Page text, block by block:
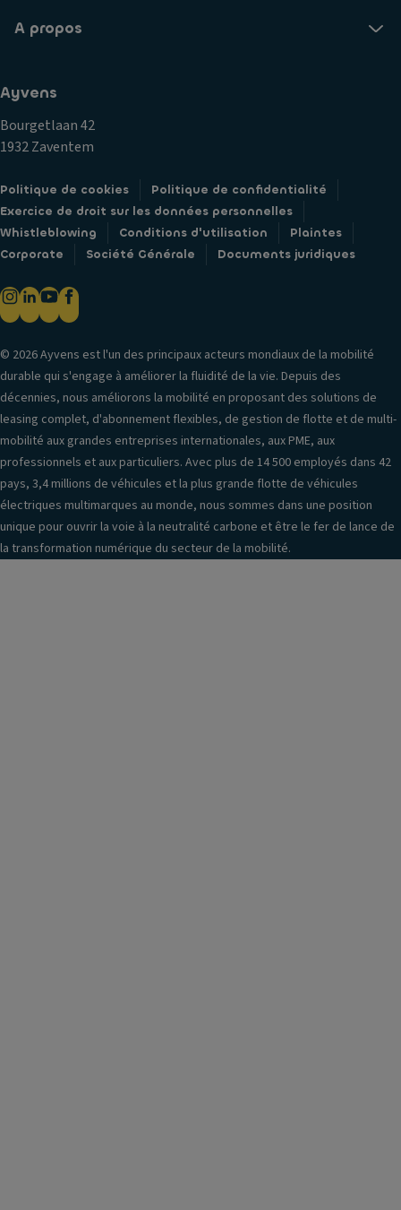
A propos
Ayvens
Bourgetlaan 42
1932 Zaventem
Politique de cookies
Politique de confidentialité
Exercice de droit sur les données personnelles
Whistleblowing
Conditions d'utilisation
Plaintes
Corporate
Société Générale Documents juridiques
© 2026 Ayvens est l'un des principaux acteurs mondiaux de la mobilité
durable qui s'engage à améliorer la fluidité de la vie. Depuis des
décennies, nous améliorons la mobilité en proposant des solutions de
leasing complet, d'abonnement flexibles, de gestion de flotte et de multi-
mobilité aux grandes entreprises internationales, aux PME, aux
professionnels et aux particuliers. Avec plus de 14 500 employés dans 42
pays, 3,4 millions de véhicules et la plus grande flotte de véhicules
électriques multimarques au monde, nous sommes dans une position
unique pour ouvrir la voie à la neutralité carbone et être le fer de lance de
la transformation numérique du secteur de la mobilité.